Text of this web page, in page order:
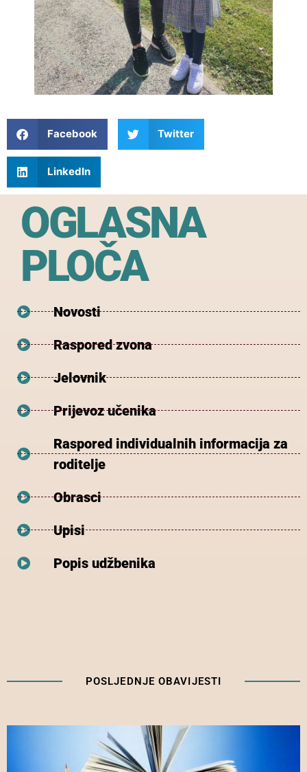
Facebook Twitter
LinkedIn
OGLASNA
PLOČA
Novosti
Raspored zvona
Jelovnik
Prijevoz učenika
Raspored individualnih informacija za
roditelje
Obrasci
Upisi
Popis udžbenika
POSLJEDNJE OBAVIJESTI